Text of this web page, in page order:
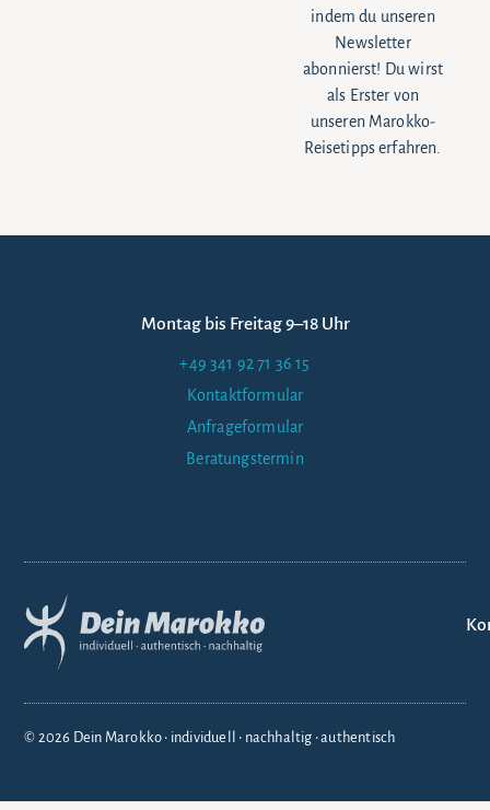
indem du unseren
Newsletter
abonnierst! Du wirst
als Erster von
unseren Marokko-
Reisetipps erfahren.
Montag bis Freitag 9–18 Uhr
+49 341 92 71 36 15
Kontaktformular
Anfrageformular
Beratungstermin
© 2026 Dein Marokko • individuell • nachhaltig • authentisch